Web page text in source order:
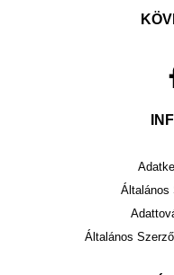
Általános
Általános